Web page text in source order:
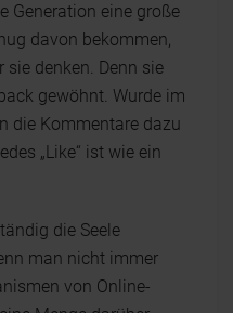
Generation eine große
davon bekommen,
sie denken. Denn sie
gewöhnt. Wurde im
die Kommentare dazu
„Like“ ist wie ein
die Seele
man nicht immer
von Online-